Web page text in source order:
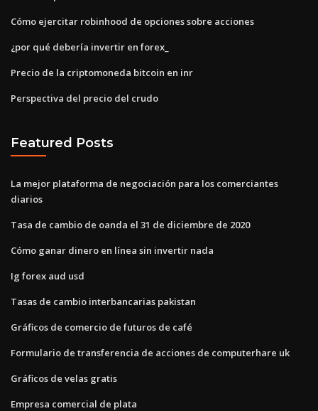
Cómo ejercitar robinhood de opciones sobre acciones
¿por qué debería invertir en forex_
Precio de la criptomoneda bitcoin en inr
Perspectiva del precio del crudo
Featured Posts
La mejor plataforma de negociación para los comerciantes
diarios
Tasa de cambio de oanda el 31 de diciembre de 2020
Cómo ganar dinero en línea sin invertir nada
Ig forex aud usd
Tasas de cambio interbancarias pakistan
Gráficos de comercio de futuros de café
Formulario de transferencia de acciones de computerhare uk
Gráficos de velas gratis
Empresa comercial de plata